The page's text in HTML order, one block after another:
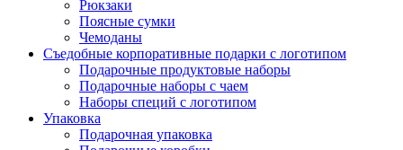
Рюкзаки
Поясные сумки
Чемоданы
Съедобные корпоративные подарки с логотипом
Подарочные продуктовые наборы
Подарочные наборы с чаем
Наборы специй с логотипом
Упаковка
Подарочная упаковка